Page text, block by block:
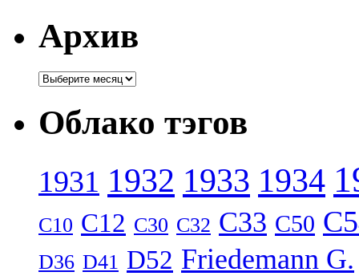
Архив
Архив
Облако тэгов
1931 1932 1933 1934
C10 C12 C30 C32 C33 C50
D36 D41 D52 Friedemann G.